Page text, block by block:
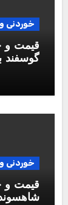
خوردنی
قیمت و
گوسفند
خوردنی
قیمت و
شاهسوند –